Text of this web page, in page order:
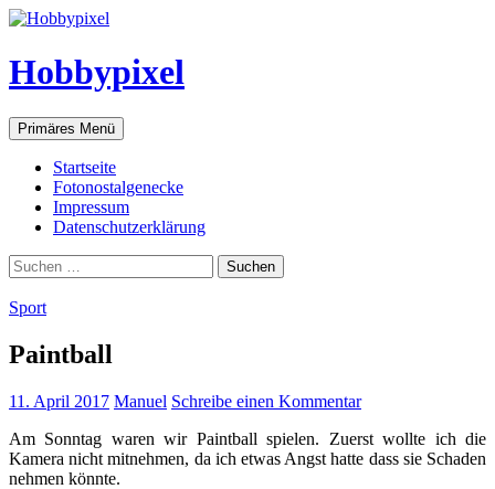
Hobbypixel
Suchen
Primäres Menü Zum
Inhalt
Startseite
Fotonostalgenecke
Impressum
Datenschutzerklärung
Suchen
nach:
Sport
Paintball
11. April 2017 Manuel Schreibe einen Kommentar
Am Sonntag waren wir Paintball spielen. Zuerst wollte ich die
Kamera nicht mitnehmen, da ich etwas Angst hatte dass sie Schaden
nehmen könnte.